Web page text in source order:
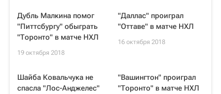
Дубль Малкина помог
"Питтсбургу" обыграть
"Торонто" в матче НХЛ
19 октября 2018
"Даллас" проиграл
"Оттаве" в матче НХЛ
16 октября 2018
Шайба Ковальчука не
спасла "Лос-Анджелес"
"Вашингтон" проиграл
"Торонто" в матче НХЛ